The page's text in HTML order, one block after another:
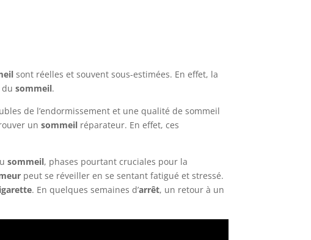
sont réelles et souvent sous-estimées. En effet, la
dusommeil.
de l’endormissement et une qualité de sommeil
unsommeil réparateur. En effet, ces
sommeil, phases pourtant cruciales pour la
peut se réveiller en se sentant fatigué et stressé.
. En quelques semaines d’arrêt, un retour à un